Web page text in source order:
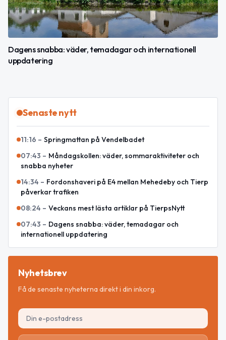
Dagens snabba: väder, temadagar och internationell
uppdatering
Senaste nytt
11:16 – Springmattan på Vendelbadet
07:43 – Måndagskollen: väder, sommaraktiviteter och
snabba nyheter
14:34 – Fordonshaveri på E4 mellan Mehedeby och Tierp
påverkar trafiken
08:24 – Veckans mest lästa artiklar på TierpsNytt
07:43 – Dagens snabba: väder, temadagar och
internationell uppdatering
Nyhetsbrev
Få de senaste nyheterna direkt i din inkorg.